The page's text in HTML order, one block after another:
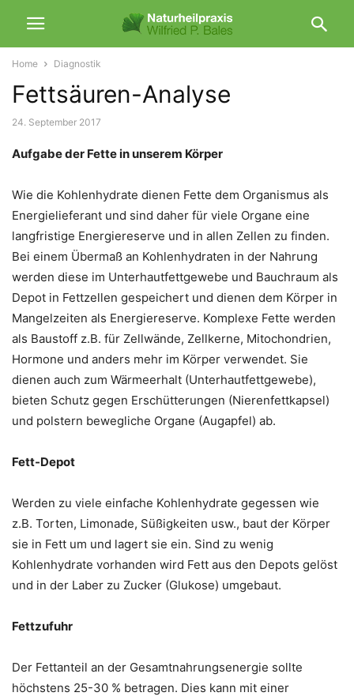
Home Diagnostik
Fettsäuren-Analyse
24. September 2017
Aufgabe der Fette in unserem Körper
Wie die Kohlenhydrate dienen Fette dem Organismus als
Energielieferant und sind daher für viele Organe eine
langfristige Energiereserve und in allen Zellen zu finden.
Bei einem Übermaß an Kohlenhydraten in der Nahrung
werden diese im Unterhautfettgewebe und Bauchraum als
Depot in Fettzellen gespeichert und dienen dem Körper in
Mangelzeiten als Energiereserve. Komplexe Fette werden
als Baustoff z.B. für Zellwände, Zellkerne, Mitochondrien,
Hormone und anders mehr im Körper verwendet. Sie
dienen auch zum Wärmeerhalt (Unterhautfettgewebe),
bieten Schutz gegen Erschütterungen (Nierenfettkapsel)
und polstern bewegliche Organe (Augapfel) ab.
Fett-Depot
Werden zu viele einfache Kohlenhydrate gegessen wie
z.B. Torten, Limonade, Süßigkeiten usw., baut der Körper
sie in Fett um und lagert sie ein. Sind zu wenig
Kohlenhydrate vorhanden wird Fett aus den Depots gelöst
und in der Laber zu Zucker (Glukose) umgebaut.
Fettzufuhr
Der Fettanteil an der Gesamtnahrungsenergie sollte
höchstens 25-30 % betragen. Dies kann mit einer